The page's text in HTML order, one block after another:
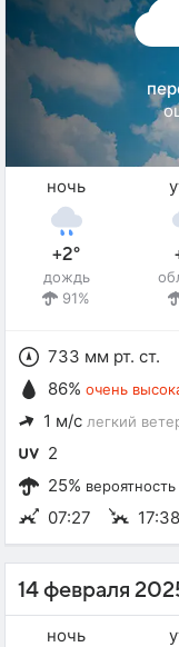
ночь
+2°
дождь
91%
733 мм рт. ст.
86% очень
1 м/с легкий
2
25%
07:27 17:38
14 февраля
ночь